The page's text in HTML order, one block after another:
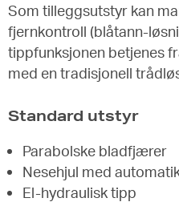
Som tilleggsutstyr kan
fjernkontroll (blåtann-
tippfunksjonen betjenes
med en tradisjonell
Standard utstyr
Parabolske bladfjærer
Nesehjul med
El-hydraulisk tipp